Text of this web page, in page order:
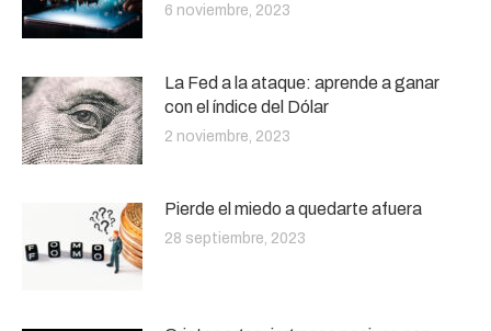
6 noviembre, 2023
La Fed a la ataque: aprende a ganar
con el índice del Dólar
2 noviembre, 2023
Pierde el miedo a quedarte afuera
28 septiembre, 2023